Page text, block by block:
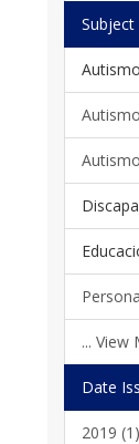
Subject
... View
Date
2019 (1)